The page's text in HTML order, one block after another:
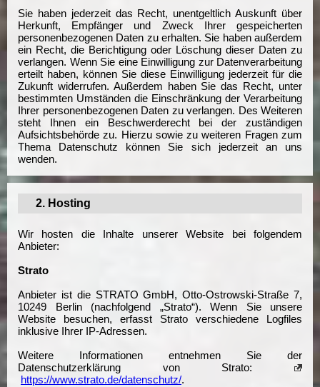
Sie haben jederzeit das Recht, unentgeltlich Auskunft über
Herkunft, Empfänger und Zweck Ihrer gespeicherten
personenbezogenen Daten zu erhalten. Sie haben außerdem
ein Recht, die Berichtigung oder Löschung dieser Daten zu
verlangen. Wenn Sie eine Einwilligung zur Datenverarbeitung
erteilt haben, können Sie diese Einwilligung jederzeit für die
Zukunft widerrufen. Außerdem haben Sie das Recht, unter
bestimmten Umständen die Einschränkung der Verarbeitung
Ihrer personenbezogenen Daten zu verlangen. Des Weiteren
steht Ihnen ein Beschwerderecht bei der zuständigen
Aufsichtsbehörde zu. Hierzu sowie zu weiteren Fragen zum
Thema Datenschutz können Sie sich jederzeit an uns
wenden.
2. Hosting
Wir hosten die Inhalte unserer Website bei folgendem
Anbieter:
Strato
Anbieter ist die STRATO GmbH, Otto-Ostrowski-Straße 7,
10249 Berlin (nachfolgend „Strato“). Wenn Sie unsere
Website besuchen, erfasst Strato verschiedene Logfiles
inklusive Ihrer IP-Adressen.
Weitere Informationen entnehmen Sie der
Datenschutzerklärung von Strato:
https://www.strato.de/datenschutz/.